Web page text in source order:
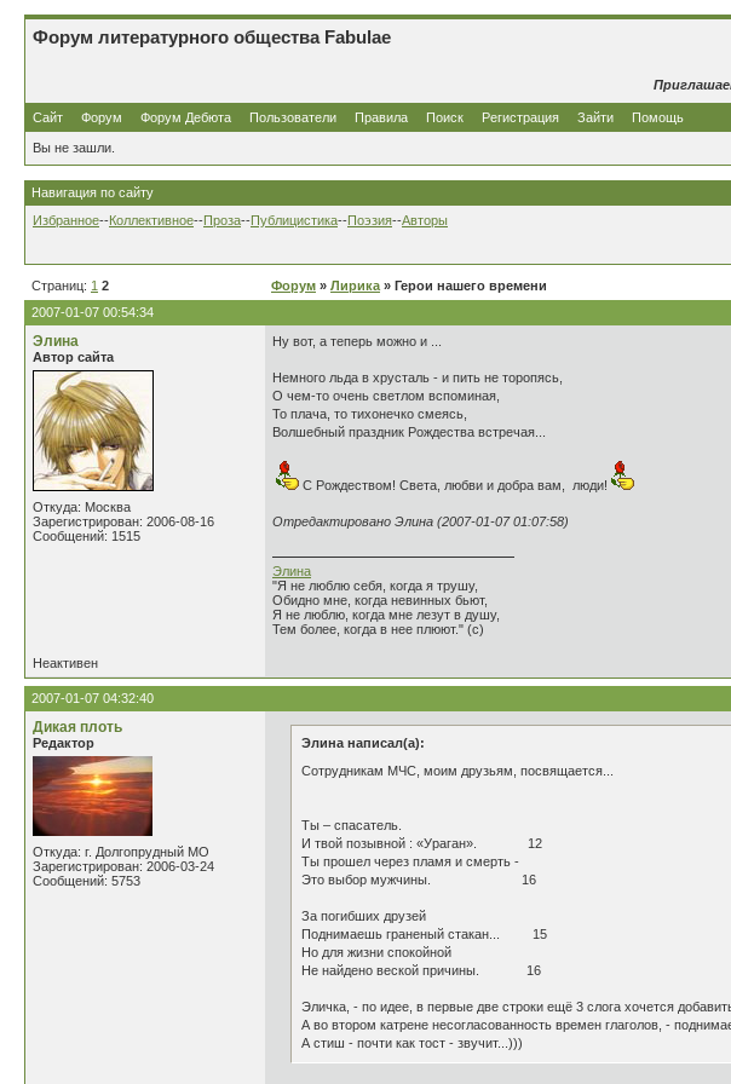
Форум литературного общества Fabulae
Сайт Форум Форум Дебюта Пользователи Правила Поиск Регистрация Зайти Помощь
Вы не зашли.
Навигация по сайту
Избранное--Коллективное--Проза--Публицистика--Поэзия--Авторы
Страниц: 1 2 Форум » Лирика » Герои нашего времени
2007-01-07 00:54:34
Элина
Автор сайта
Откуда: Москва
Зарегистрирован: 2006-08-16
Сообщений: 1515
Ну вот, а теперь можно и ...
Немного льда в хрусталь - и пить не торопясь,
О чем-то очень светлом вспоминая,
То плача, то тихонечко смеясь,
Волшебный праздник Рождества встречая...
С Рождеством! Света, любви и добра вам, люди!
Отредактировано Элина (2007-01-07 01:07:58)
Элина
"Я не люблю себя, когда я трушу,
Обидно мне, когда невинных бьют,
Я не люблю, когда мне лезут в душу,
Тем более, когда в нее плюют." (с)
Неактивен
2007-01-07 04:32:40
Дикая плоть
Редактор
Откуда: г. Долгопрудный МО
Зарегистрирован: 2006-03-24
Сообщений: 5753
Элина написал(а):
Сотрудникам МЧС, моим друзьям, посвящается...
Ты – спасатель.
И твой позывной : «Ураган». 12
Ты прошел через пламя и смерть -
Это выбор мужчины. 16
За погибших друзей
Поднимаешь граненый стакан... 15
Но для жизни спокойной
Не найдено веской причины. 16
Эличка, - по идее, в первые две строки ещё 3 слога хочется
А во втором катрене несогласованность времен глаголов, -
А стиш - почти как тост - звучит...)))